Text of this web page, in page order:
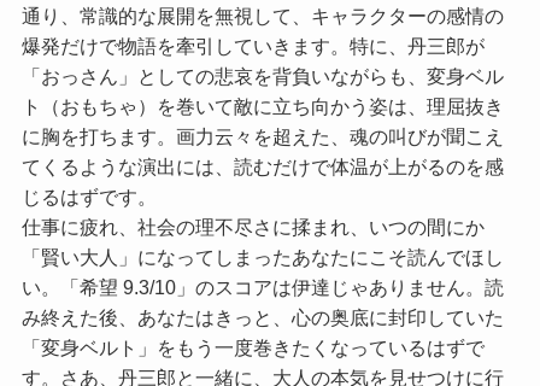
通り、常識的な展開を無視して、キャラクターの感情の
爆発だけで物語を牽引していきます。特に、丹三郎が
「おっさん」としての悲哀を背負いながらも、変身ベル
ト（おもちゃ）を巻いて敵に立ち向かう姿は、理屈抜き
に胸を打ちます。画力云々を超えた、魂の叫びが聞こえ
てくるような演出には、読むだけで体温が上がるのを感
じるはずです。
仕事に疲れ、社会の理不尽さに揉まれ、いつの間にか
「賢い大人」になってしまったあなたにこそ読んでほし
い。
「希望 9.3/10」 のスコアは伊達じゃありません。読
み終えた後、あなたはきっと、心の奥底に封印していた
「変身ベルト」をもう一度巻きたくなっているはずで
す。さあ、丹三郎と一緒に、大人の本気を見せつけに行